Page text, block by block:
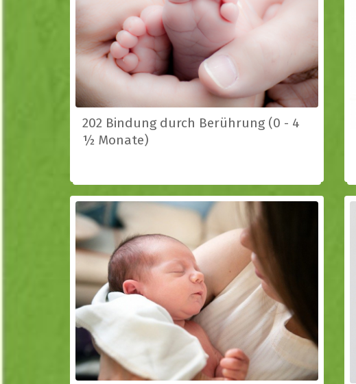
202 Bindung durch Berührung (0 - 4
½ Monate)